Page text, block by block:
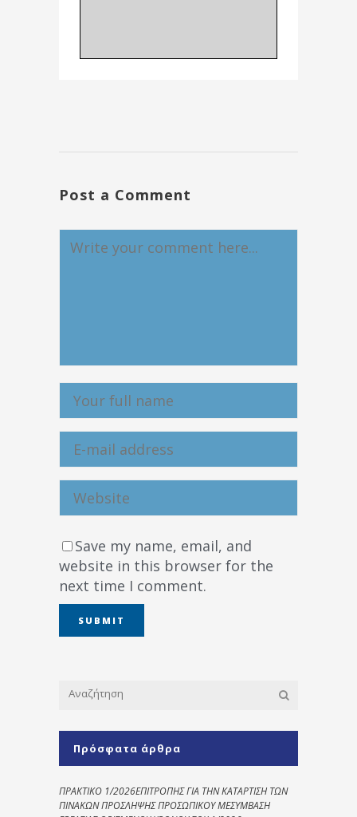
Post a Comment
Save my name, email, and
website in this browser for the
next time I comment.
Πρόσφατα άρθρα
ΠΡΑΚΤΙΚΟ 1/2026ΕΠΙΤΡΟΠΗΣ ΓΙΑ ΤΗΝ ΚΑΤΑΡΤΙΣΗ ΤΩΝ
ΠΙΝΑΚΩΝ ΠΡΟΣΛΗΨΗΣ ΠΡΟΣΩΠΙΚΟΥ ΜΕΣΥΜΒΑΣΗ